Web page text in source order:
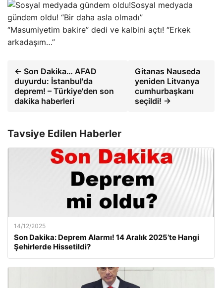
Sosyal medyada
gündem oldu! “Bir daha asla olmadı”
“Masumiyetim bakire” dedi ve kalbini açtı! “Erkek
arkadaşım…”
← Son Dakika… AFAD
duyurdu: İstanbul'da
deprem! – Türkiye'den son
dakika haberleri
Gitanas Nauseda
yeniden Litvanya
cumhurbaşkanı
seçildi! →
Tavsiye Edilen Haberler
14/12/2025
Son Dakika: Deprem Alarmı! 14 Aralık 2025’te Hangi
Şehirlerde Hissetildi?